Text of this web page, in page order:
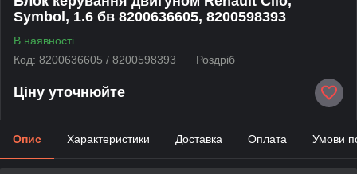
Symbol, 1.6 бв 8200636605, 8200598393
В наявності
Код: 8200636605 / 8200598393
Роздріб
Ціну уточнюйте
Опис Характеристики Доставка Оплата Умови